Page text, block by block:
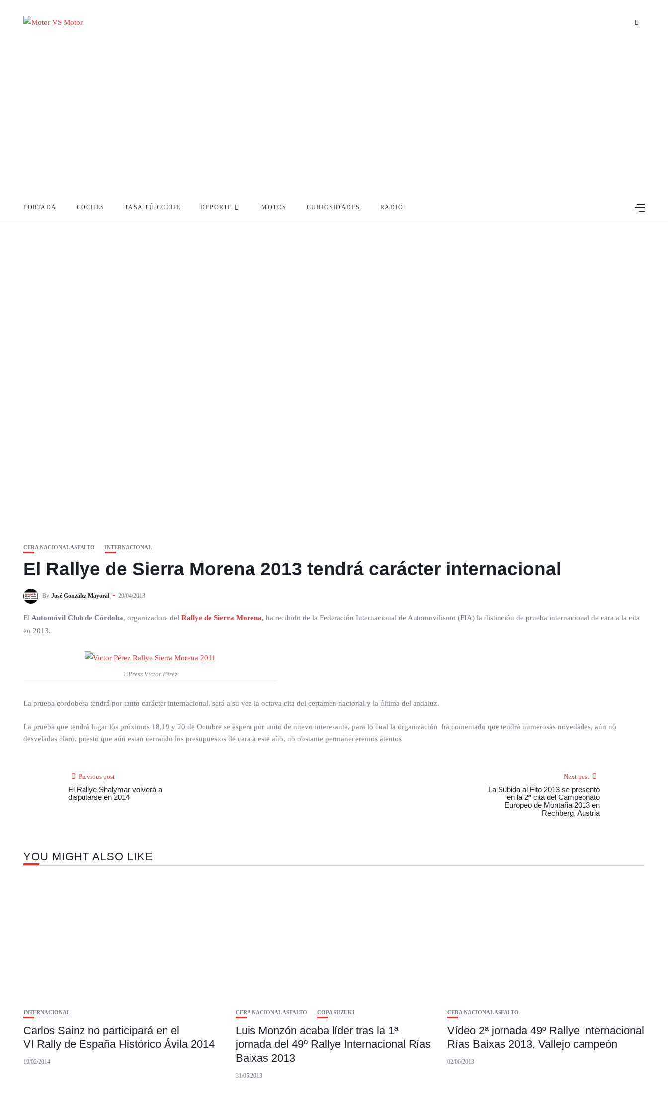
PORTADA COCHES TASA TÚ COCHE DEPORTE MOTOS CURIOSIDADES RADIO
CERA NACIONAL ASFALTO INTERNACIONAL
El Rallye de Sierra Morena 2013 tendrá carácter internacional
By José González Mayoral 29/04/2013
El Automóvil Club de Córdoba, organizadora del Rallye de Sierra Morena, ha recibido de la Federación Internacional de Automovilismo (FIA) la distinción de prueba internacional de cara a la cita
en 2013.
©Press Víctor Pérez
La prueba cordobesa tendrá por tanto carácter internacional, será a su vez la octava cita del certamen nacional y la última del andaluz.
La prueba que tendrá lugar los próximos 18,19 y 20 de Octubre se espera por tanto de nuevo interesante, para lo cual la organización ha comentado que tendrá numerosas novedades, aún no
desveladas claro, puesto que aún estan cerrando los presupuestos de cara a este año, no obstante permaneceremos atentos
Previous post
El Rallye Shalymar volverá a
disputarse en 2014
Next post
La Subida al Fito 2013 se presentó
en la 2ª cita del Campeonato
Europeo de Montaña 2013 en
Rechberg, Austria
YOU MIGHT ALSO LIKE
INTERNACIONAL
Carlos Sainz no participará en el
VI Rally de España Histórico Ávila 2014
19/02/2014
CERA NACIONAL ASFALTO COPA SUZUKI
Luis Monzón acaba líder tras la 1ª
jornada del 49º Rallye Internacional Rías
Baixas 2013
31/05/2013
CERA NACIONAL ASFALTO
Vídeo 2ª jornada 49º Rallye Internacional
Rías Baixas 2013, Vallejo campeón
02/06/2013